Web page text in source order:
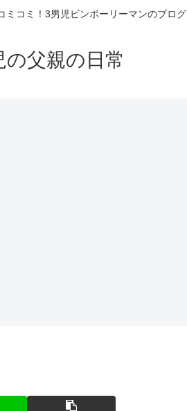
ミコミ！3男児ビンボーリーマンのブログ
の父親の日常